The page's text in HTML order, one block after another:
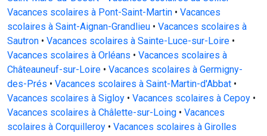
Vacances scolaires à Pont-Saint-Martin • Vacances
scolaires à Saint-Aignan-Grandlieu • Vacances scolaires à
Sautron • Vacances scolaires à Sainte-Luce-sur-Loire •
Vacances scolaires à Orléans • Vacances scolaires à
Châteauneuf-sur-Loire • Vacances scolaires à Germigny-
des-Prés • Vacances scolaires à Saint-Martin-d'Abbat •
Vacances scolaires à Sigloy • Vacances scolaires à Cepoy •
Vacances scolaires à Châlette-sur-Loing • Vacances
scolaires à Corquilleroy • Vacances scolaires à Girolles